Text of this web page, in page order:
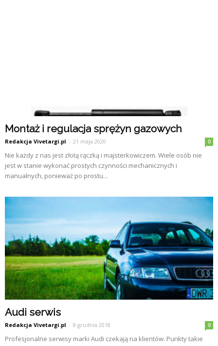
Montaż i regulacja sprężyn gazowych
Redakcja Vivetargi.pl - 21 maja 2020 0
Nie każdy z nas jest złotą rączką i majsterkowiczem. Wiele osób nie
jest w stanie wykonać prostych czynności mechanicznych i
manualnych, ponieważ po prostu...
Audi serwis
Redakcja Vivetargi.pl - 8 grudnia 2018 0
Profesjonalne serwisy marki Audi czekają na klientów. Punkty takie